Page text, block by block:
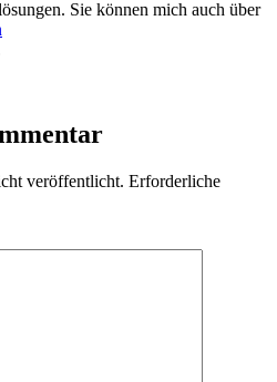
Sie können mich auch über
veröffentlicht. Erforderliche